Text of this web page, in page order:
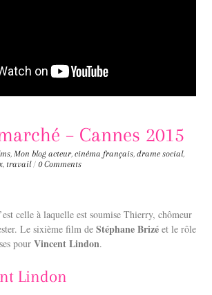
– Cannes 2015
,Mon blog acteur,cinéma français,drame social,
, travail / 0 Comments
celle à laquelle est soumise Thierry, chômeur
Le sixième film deStéphane Brizé et le rôle
pourVincent Lindon.
Lindon